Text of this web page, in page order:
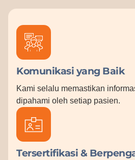
Komunikasi yang Baik
Kami selalu memastikan
dipahami oleh setiap pasien.
Tersertifikasi &